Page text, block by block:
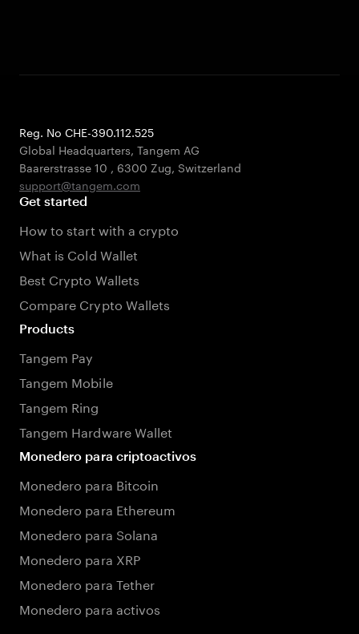
Reg. No CHE-390.112.525
Global Headquarters, Tangem AG
Baarerstrasse 10 , 6300 Zug, Switzerland
support@tangem.com
Get started
How to start with a crypto
What is Cold Wallet
Best Crypto Wallets
Compare Crypto Wallets
Products
Tangem Pay
Tangem Mobile
Tangem Ring
Tangem Hardware Wallet
Monedero para criptoactivos
Monedero para Bitcoin
Monedero para Ethereum
Monedero para Solana
Monedero para XRP
Monedero para Tether
Monedero para activos